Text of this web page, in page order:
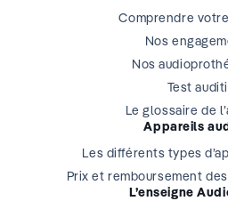
Comprendre
Nos
Nos
Test
Le glossaire de
Appareils
Les différents types
Prix et remboursement
L’enseigne